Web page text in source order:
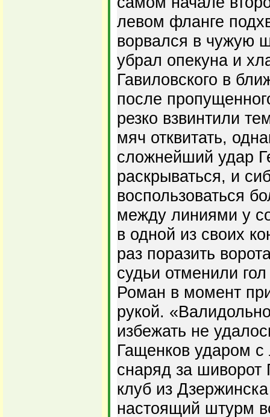
левом фланге
ворвался в чужую
убрал опекуна и
Гавиловского в
после
резко взвинтили
мяч отквитать,
сложнейший удар
раскрываться, и
воспользоваться
между линиями у
в одной из своих
раз поразить
судьи отменили
Роман в момент
рукой.
избежать не
Гащенков ударом с
снаряд за шиворот
клуб из
настоящий штурм